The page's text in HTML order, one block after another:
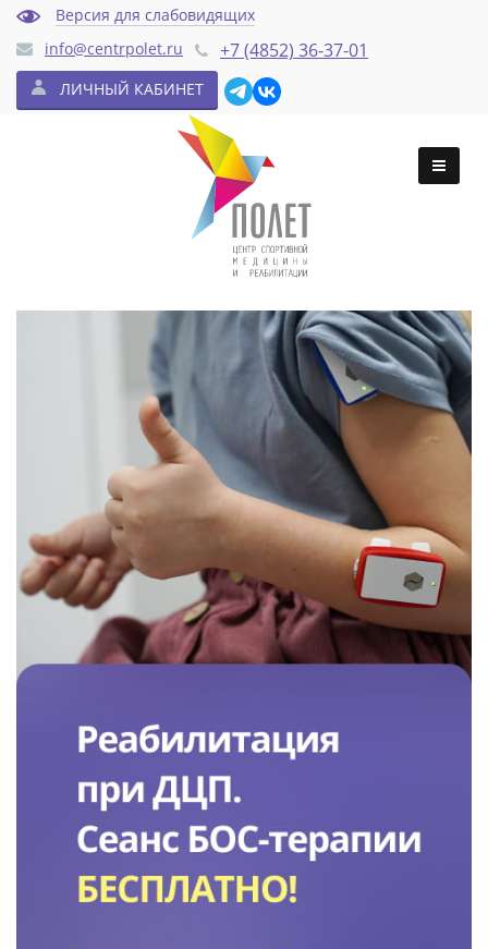
Версия для слабовидящих
info@centrpolet.ru
+7 (4852) 36-37-01
ЛИЧНЫЙ КАБИНЕТ